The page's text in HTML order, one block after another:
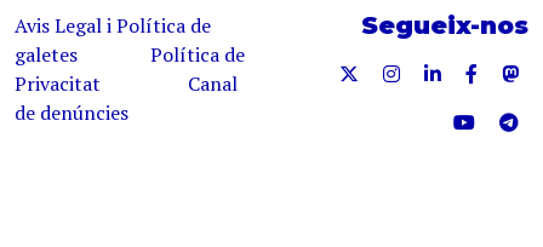
Avis Legal i Política de
galetes
Política de
Privacitat
Canal
de denúncies
Segueix-nos